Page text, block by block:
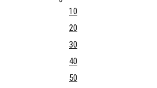
10
20
30
40
50